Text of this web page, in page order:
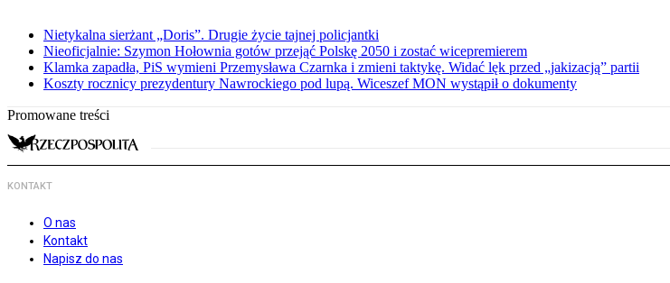
Nietykalna sierżant „Doris”. Drugie życie tajnej policjantki
Nieoficjalnie: Szymon Hołownia gotów przejąć Polskę 2050 i zostać wicepremierem
Klamka zapadła, PiS wymieni Przemysława Czarnka i zmieni taktykę. Widać lęk przed „jakizacją” partii
Koszty rocznicy prezydentury Nawrockiego pod lupą. Wiceszef MON wystąpił o dokumenty
Promowane treści
KONTAKT
O nas
Kontakt
Napisz do nas